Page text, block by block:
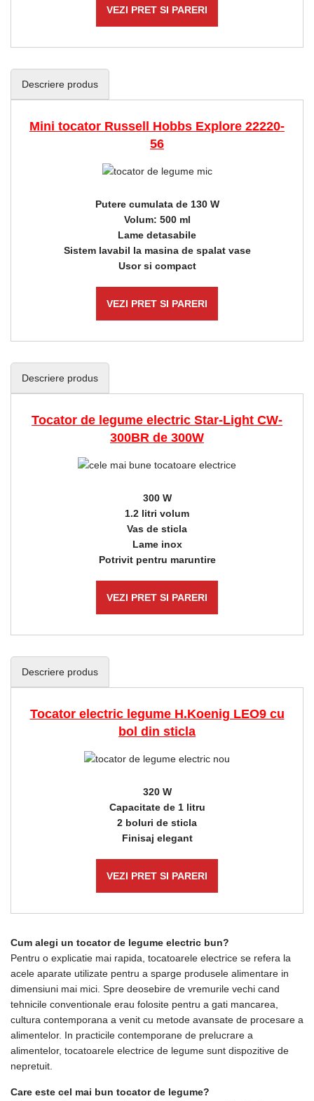
VEZI PRET SI PARERI
Descriere produs
Mini tocator Russell Hobbs Explore 22220-
56
Putere cumulata de 130 W
Volum: 500 ml
Lame detasabile
Sistem lavabil la masina de spalat vase
Usor si compact
VEZI PRET SI PARERI
Descriere produs
Tocator de legume electric Star-Light CW-
300BR de 300W
300 W
1.2 litri volum
Vas de sticla
Lame inox
Potrivit pentru maruntire
VEZI PRET SI PARERI
Descriere produs
Tocator electric legume H.Koenig LEO9 cu
bol din sticla
320 W
Capacitate de 1 litru
2 boluri de sticla
Finisaj elegant
VEZI PRET SI PARERI
Cum alegi un tocator de legume electric bun?
Pentru o explicatie mai rapida, tocatoarele electrice se refera la
acele aparate utilizate pentru a sparge produsele alimentare in
dimensiuni mai mici. Spre deosebire de vremurile vechi cand
tehnicile conventionale erau folosite pentru a gati mancarea,
cultura contemporana a venit cu metode avansate de procesare a
alimentelor. In practicile contemporane de prelucrare a
alimentelor, tocatoarele electrice de legume sunt dispozitive de
nepretuit.
Care este cel mai bun tocator de legume?